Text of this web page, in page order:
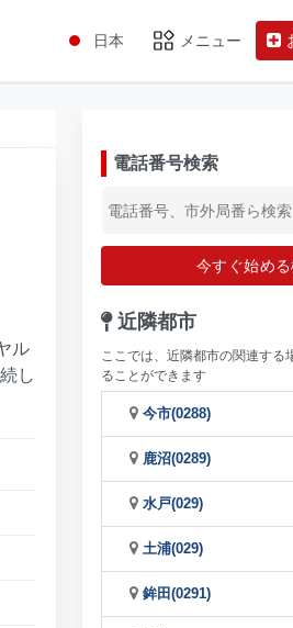
日本 メニュー
ル
し
電話番号検索
今すぐ始め
近隣都市
ここでは、近隣都市の関連する
ることができます
今市(0288)
鹿沼(0289)
水戸(029)
土浦(029)
鉾田(0291)